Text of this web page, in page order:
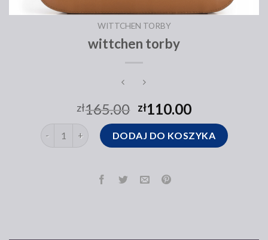
WITTCHEN TORBY
wittchen torby
zł165.00 zł110.00
ilość wittchen torbyDODAJ DO KOSZYKA